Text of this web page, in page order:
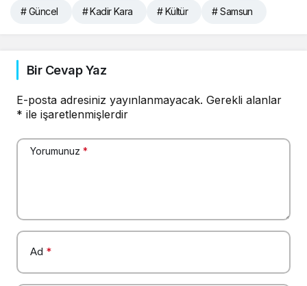
# Güncel # Kadir Kara # Kültür # Samsun
Bir Cevap Yaz
E-posta adresiniz yayınlanmayacak. Gerekli alanlar
* ile işaretlenmişlerdir
Yorumunuz *
Ad *